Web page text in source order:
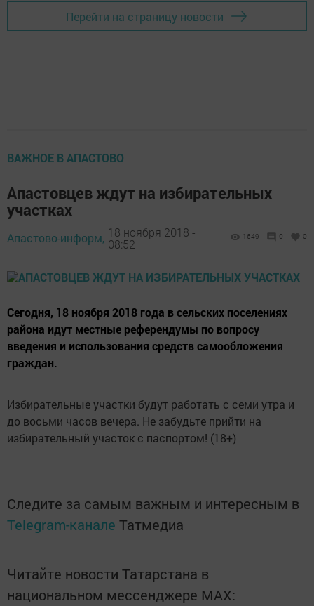
Перейти на страницу новости
ВАЖНОЕ В АПАСТОВО
Апастовцев ждут на избирательных
участках
Апастово-информ, 18 ноября 2018 -
08:52
1649 0 0
Сегодня, 18 ноября 2018 года в сельских поселениях
района идут местные референдумы по вопросу
введения и использования средств самообложения
граждан.
Избирательные участки будут работать с семи утра и
до восьми часов вечера. Не забудьте прийти на
избирательный участок с паспортом! (18+)
Следите за самым важным и интересным в
Telegram-канале Татмедиа
Читайте новости Татарстана в
национальном мессенджере MАХ: